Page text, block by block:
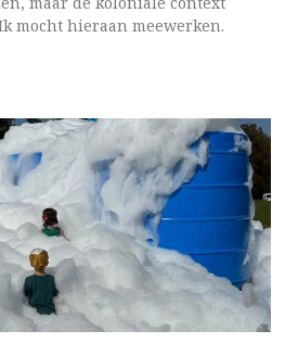
mocht hieraan meewerken.